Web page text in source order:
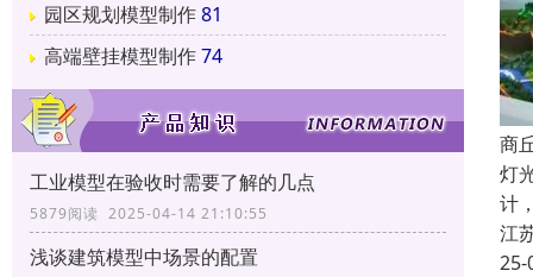
园区规划模型制作81
高端壁挂模型制作74
工业模型在验收时需要了解的几点
5879阅读 2025-04-14 21:10:55
浅谈建筑模型中场景的配置
商
灯
计
江
25-